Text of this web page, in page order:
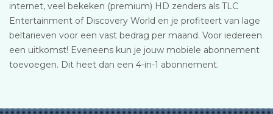
internet, veel bekeken (premium) HD zenders als TLC
Entertainment of Discovery World en je profiteert van lage
beltarieven voor een vast bedrag per maand. Voor iedereen
een uitkomst! Eveneens kun je jouw mobiele abonnement
toevoegen. Dit heet dan een 4-in-1 abonnement.